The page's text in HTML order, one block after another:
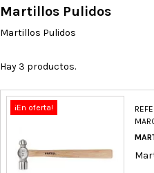
Martillos Pulidos
Martillos Pulidos
Hay 3 productos.
¡En oferta!